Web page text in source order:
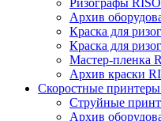
Ризографы
Архив
Краска для
Краска для
Мастер-пленка
Архив краски
Скоростные
Струйные
Архив